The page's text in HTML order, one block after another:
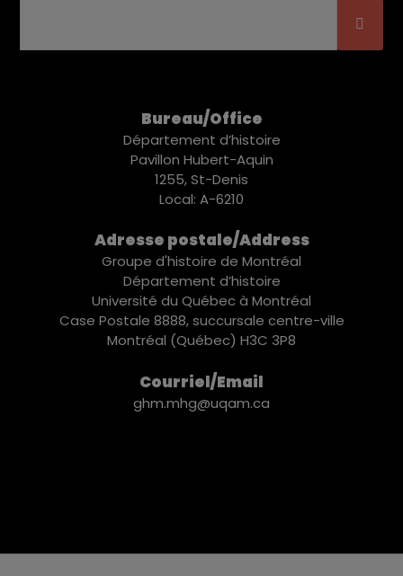
Bureau/Office
Département d’histoire
Pavillon Hubert-Aquin
1255, St-Denis
Local: A-6210
Adresse postale/Address
Groupe d'histoire de Montréal
Département d’histoire
Université du Québec à Montréal
Case Postale 8888, succursale centre-ville
Montréal (Québec) H3C 3P8
Courriel/Email
ghm.mhg@uqam.ca